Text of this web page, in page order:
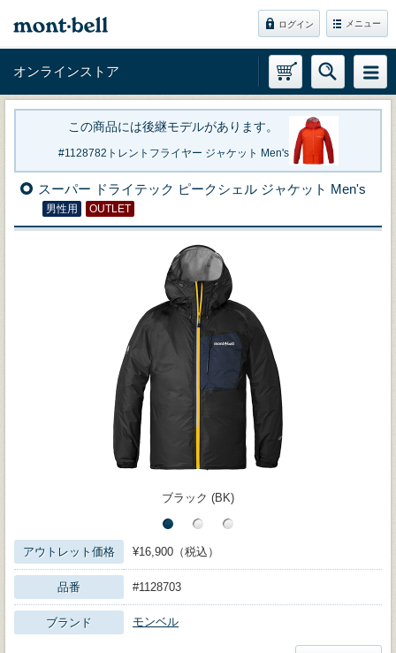
ログイン メニュー
オンラインストア
この商品には後継モデルがあります。
1128782トレントフライヤー ジャケット Men's
スーパー ドライテック ピークシェル ジャケット Men's
男性用 OUTLET
ブラック (BK)
アウトレット価格 ¥16,900（税込）
品番 #1128703
ブランド モンベル